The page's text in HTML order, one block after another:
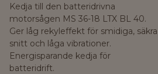
Kedja till den batteridrivna
motorsågen MS 36-18 LTX BL 40.
Ger låg rekyleffekt för smidiga, säkra
snitt och låga vibrationer.
Energisparande kedja för
batteridrift.